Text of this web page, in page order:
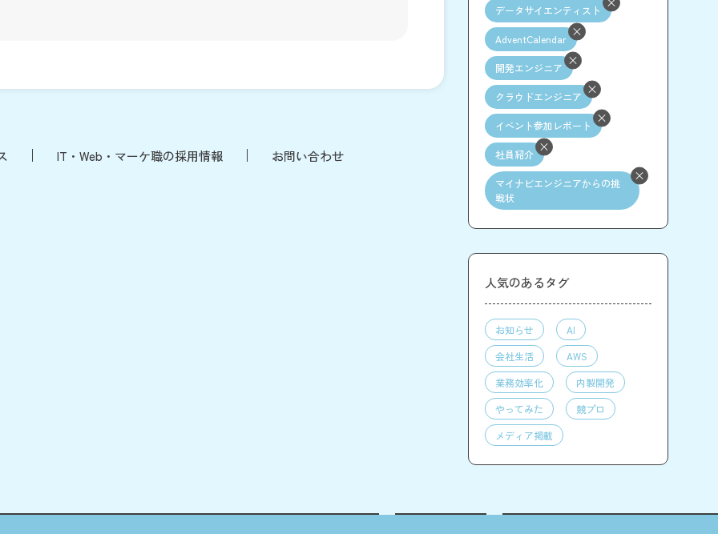
IT・Web・マーケ職の採用情報 お問い合わせ
データサイエンティスト
AdventCalendar
開発エンジニア
クラウドエンジニア
イベント参加レポート
社員紹介
マイナビエンジニアからの挑
戦状
人気のあるタグ
お知らせ
AI
会社生活
AWS
業務効率化
内製開発
やってみた
競プロ
メディア掲載